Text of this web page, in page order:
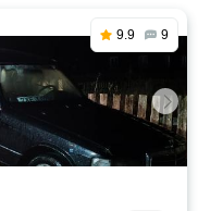
9.9 9